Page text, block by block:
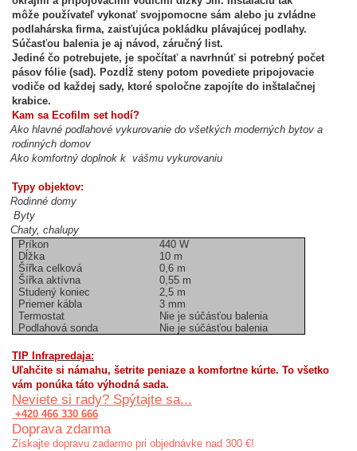
môže používateľ vykonať svojpomocne sám alebo ju zvládne
podlahárska firma, zaisťujúca pokládku plávajúcej podlahy.
Súčasťou balenia je aj návod, záručný list.
Jediné čo potrebujete, je spočítať a navrhnúť si potrebný počet
pásov fólie (sad). Pozdĺž steny potom povediete pripojovacie
vodiče od každej sady, ktoré spoločne zapojíte do inštalačnej
krabice.
Kam sa Ecofilm set hodí?
Ako hlavné podlahové vykurovanie do všetkých moderných bytov a
rodinných domov
Ako komfortný doplnok k vášmu vykurovaniu
Typy objektov:
Rodinné domy
Byty
Chaty, chalupy
Príkon
440 W
Dĺžka
10 m
Šířka celková
0,6 m
Šířka aktívna
0,55 m
Studený koniec
2,5 m
Priemer kábla
3 mm
Termostat
Nie je súčásťou balenia
Podlahová sonda
Nie je súčásťou balenia
TIP Infrapredaja:
Uľahčite si námahu, šetrite peniaze a komfortne kúrte. To všetko
vám ponúka táto výhodná sada.
Neviete si rady? Spýtajte sa...
+420 466 330 666
Doprava zdarma
Získajte dopravu zadarmo pri objednávke nad 300 €!